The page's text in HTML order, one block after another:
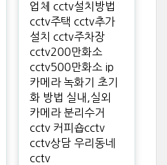
업체 cctv설치방법
cctv주택 cctv추가
설치 cctv주차장
cctv200만화소
cctv500만화소 ip
카메라 녹화기 초기
화 방법 실내,실외
카메라 분리수거
cctv 커피숍cctv
cctv상담 우리동네
cctv